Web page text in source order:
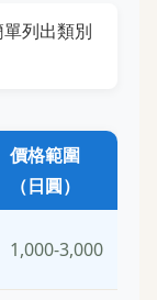
列出類別
價格範圍
（日圓）
1,000-3,000